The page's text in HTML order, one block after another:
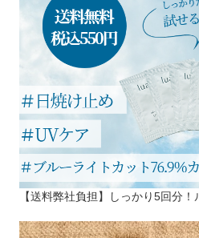
【送料弊社負担】しっかり5回分